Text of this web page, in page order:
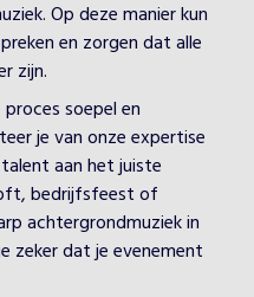
Op deze manier kun
en zorgen dat alle
zijn.
soepel en
je van onze expertise
aan het juiste
bedrijfsfeest of
achtergrondmuziek in
zeker dat je evenement